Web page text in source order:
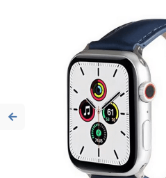
Previous